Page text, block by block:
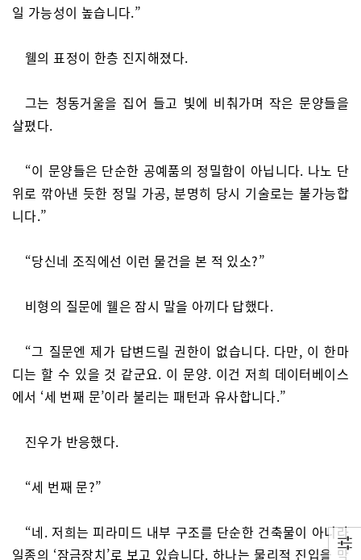
일 가능성이 높습니다.”
웰의 표정이 한층 진지해졌다.
그는 청동거울을 집어 들고 빛에 비춰가며 작은 문양들을
살폈다.
“이 문양들은 단순한 공예품의 정밀함이 아닙니다. 나노 단
위로 깎아낸 듯한 정밀 가공, 분명히 당시 기술로는 불가능합
니다.”
“당신네 조직에선 이런 물건을 본 적 있소?”
비형의 질문에 웰은 잠시 말을 아끼다 답했다.
“그 질문엔 제가 답변드릴 권한이 없습니다. 다만, 이 한마
디는 할 수 있을 것 같군요. 이 문양. 이건 저희 데이터베이스
에서 ‘세 번째 문’이라 불리는 패턴과 유사합니다.”
진우가 반응했다.
“세 번째 문?”
“네. 저희는 피라미드 내부 구조를 단순한 건축물이 아니라
일종의 ‘잠금장치’로 보고 있습니다. 하나는 물리적 진입을 막